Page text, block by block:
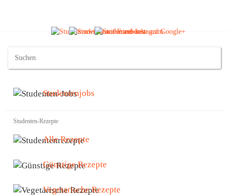
Studentenjobs
Studenten-Rezepte
Alle Rezepte
Günstige Rezepte
Vegetarische Rezepte